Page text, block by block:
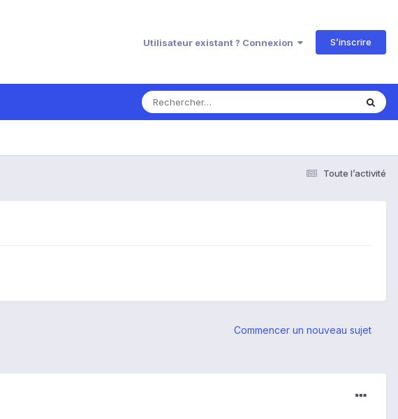
Utilisateur existant ? Connexion S’inscrire
Toute l’activité
Commencer un nouveau sujet